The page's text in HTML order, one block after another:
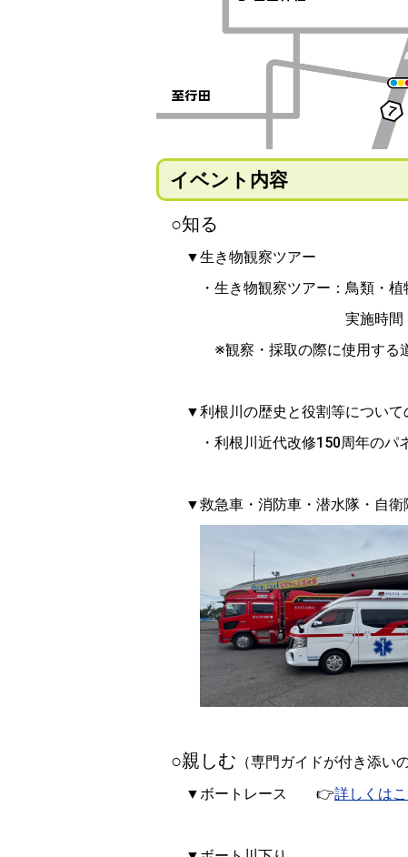
イベント内容
○知る
▼生き物観察ツアー
・生き物観察ツアー：鳥類・植物
実施時間：10時～／13
※観察・採取の際に使用する道
▼利根川の歴史と役割等について
・利根川近代改修150周年のパ
▼救急車・消防車・潜水隊・自衛
○親しむ （専門ガイドが付き添い
▼ボートレース 👉詳しくは